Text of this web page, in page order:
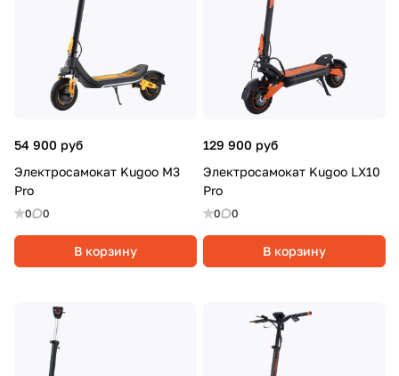
54 900 руб
Электросамокат Kugoo M3
Pro
0 0
В корзину
129 900 руб
Электросамокат Kugoo LX10
Pro
0 0
В корзину